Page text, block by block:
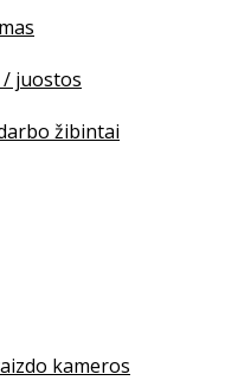
/ juostos
žibintai
kameros